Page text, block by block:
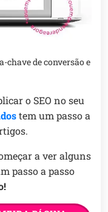
chave de conversão e
o SEO no seu
tem um passo a
a ver alguns
passo a passo